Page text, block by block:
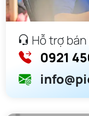
Hỗ trợ
0921